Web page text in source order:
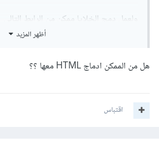
ولعمل دمج الخلايا ممكن من الرابط التالي
rge-cell-values-with-phpexcel-php
أظهر المزيد
هل من الممكن ادماج HTML معها ؟؟
اقتباس